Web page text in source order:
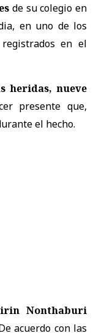
de su colegio en
en uno de los
en el
heridas, nueve
presente que,
el hecho.
Nonthaburi
acuerdo con las